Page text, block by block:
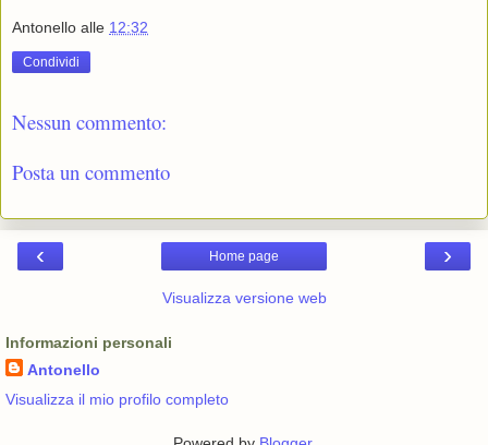
Antonello alle 12:32
Condividi
Nessun commento:
Posta un commento
‹ ›
Home page
Visualizza versione web
Informazioni personali
Antonello
Visualizza il mio profilo completo